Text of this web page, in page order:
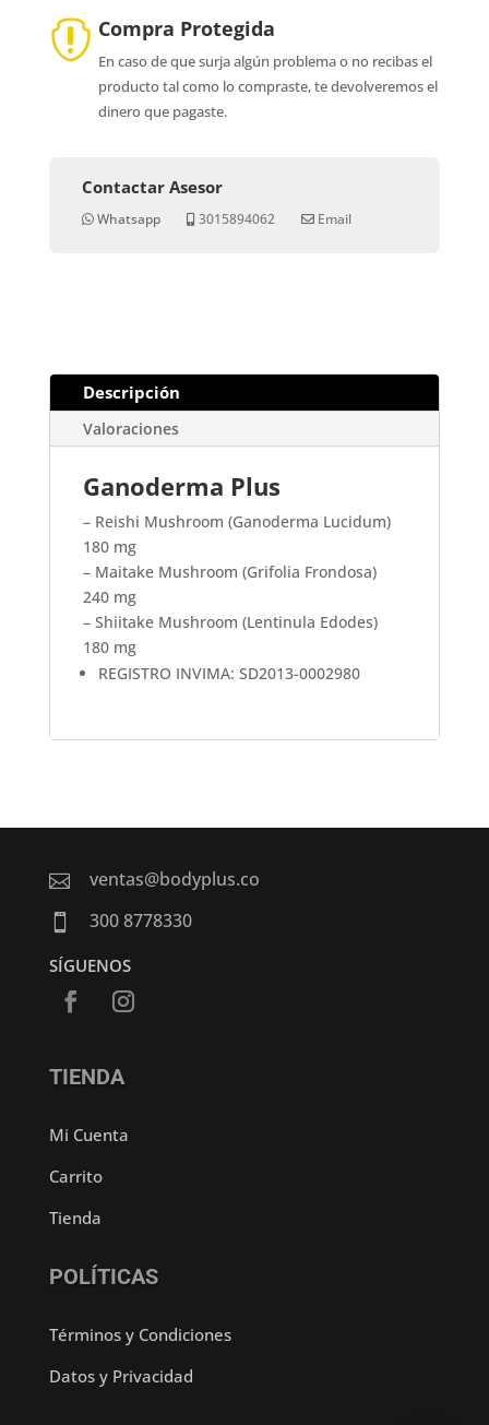
 Compra Protegida
En caso de que surja algún problema o no recibas el
producto tal como lo compraste, te devolveremos el
dinero que pagaste.
Contactar Asesor
Whatsapp 3015894062 Email
Descripción
Valoraciones
Ganoderma Plus
– Reishi Mushroom (Ganoderma Lucidum)
180 mg
– Maitake Mushroom (Grifolia Frondosa)
240 mg
– Shiitake Mushroom (Lentinula Edodes)
180 mg
REGISTRO INVIMA: SD2013-0002980
 ventas@bodyplus.co
 300 8778330
SÍGUENOS
TIENDA
Mi Cuenta
Carrito
Tienda
POLÍTICAS
Términos y Condiciones
Datos y Privacidad